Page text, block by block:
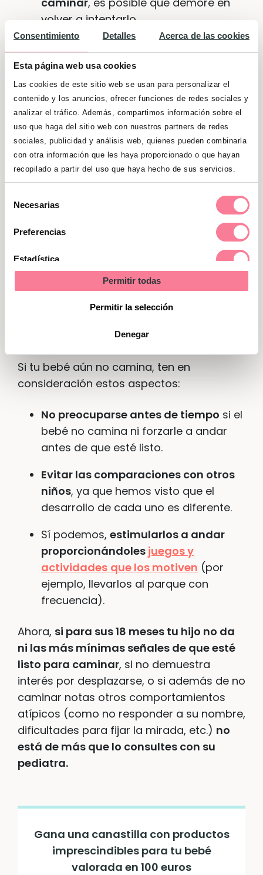
Consentimiento Detalles Acerca de las cookies
Esta página web usa cookies
Las cookies de este sitio web se usan para personalizar el
contenido y los anuncios, ofrecer funciones de redes sociales y
analizar el tráfico. Además, compartimos información sobre el
uso que haga del sitio web con nuestros partners de redes
sociales, publicidad y análisis web, quienes pueden combinarla
con otra información que les haya proporcionado o que hayan
recopilado a partir del uso que haya hecho de sus servicios.
Necesarias
Preferencias
Estadística
Permitir todas
Permitir la selección
Denegar
volver a intentarlo.
hermanos mayores posiblemente
aprenda a andar antes
, estimulado
por querer hacer lo mismo que sus
hermanos.
¿Qué debemos hacer los
Si tu bebé aún no camina, ten en
consideración estos aspectos:
No preocuparse antes de tiempo si el
bebé no camina ni forzarle a andar
antes de que esté listo.
Evitar las comparaciones con otros
niños, ya que hemos visto que el
desarrollo de cada uno es diferente.
Sí podemos, estimularlos a andar
proporcionándoles juegos y
actividades que los motiven (por
ejemplo, llevarlos al parque con
frecuencia).
Ahora, si para sus 18 meses tu hijo no da
ni las más mínimas señales de que esté
listo para caminar, si no demuestra
interés por desplazarse, o si además de no
caminar notas otros comportamientos
atípicos (como no responder a su nombre,
dificultades para fijar la mirada, etc.) no
está de más que lo consultes con su
pediatra.
Gana una canastilla con productos
imprescindibles para tu bebé
valorada en 100 euros